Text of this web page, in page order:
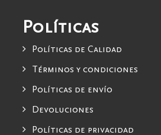
Políticas
Políticas de Calidad
Términos y condiciones
Políticas de envío
Devoluciones
Políticas de privacidad